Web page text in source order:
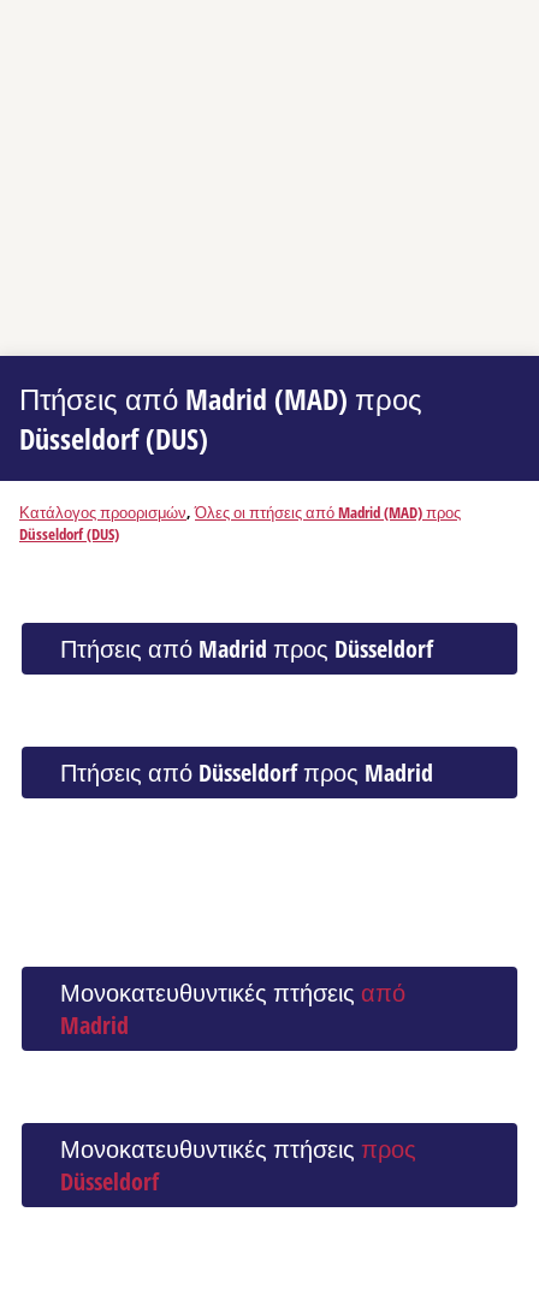
Πτήσεις από Madrid (MAD) προς
Düsseldorf (DUS)
Κατάλογος προορισμών,Όλες οι πτήσεις από Madrid (MAD) προς
Düsseldorf (DUS)
Πτήσεις από Madrid προς Düsseldorf
Πτήσεις από Düsseldorf προς Madrid
Μονοκατευθυντικές πτήσεις από
Madrid
Μονοκατευθυντικές πτήσεις προς
Düsseldorf